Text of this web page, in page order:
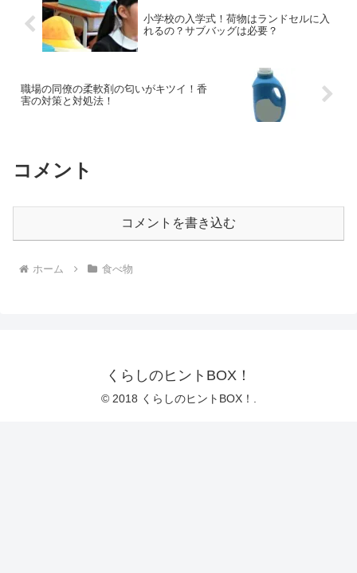
小学校の入学式！荷物はランドセルに入
れるの？サブバッグは必要？
職場の同僚の柔軟剤の匂いがキツイ！香
害の対策と対処法！
コメント
コメントを書き込む
ホーム 食べ物
くらしのヒントBOX！
© 2018 くらしのヒントBOX！.